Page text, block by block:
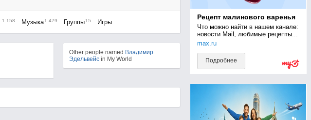
1 158 Музыка 1 479 Группы 15 Игры
Рецепт малинового варенья
Что можно найти в нашем канале:
новости Mail, любимые рецепты...
max.ru
Подробнее
Other people named Владимир
Эдельвейсin My World